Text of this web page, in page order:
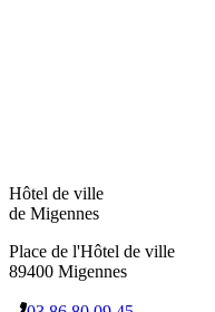
Hôtel de ville
de Migennes
Place de l'Hôtel de ville
89400 Migennes